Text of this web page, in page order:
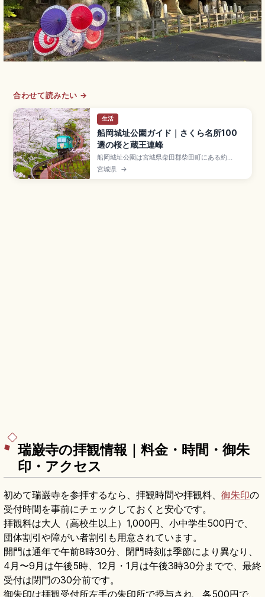
合わせて読みたい →
生活
船岡城址公園ガイド｜さくら名所100
選の桜と蔵王連峰
船岡城址公園は宮城県柴田郡柴田町にある約
1,300本以上の桜が咲き誇る城址公園で、白石川
堤一目千本桜とともに「日本さくら名所100選」
宮城県 →
瑞巌寺の拝観情報｜料金・時間・御朱
印・アクセス
初めて瑞巌寺を参拝するなら、拝観時間や拝観料、 御朱印の
受付時間を事前にチェックしておくと安心です。
拝観料は大人（高校生以上）1,000円、小中学生500円で、
団体割引や障がい者割引も用意されています。
開門は通年で午前8時30分、閉門時刻は季節により異なり、
4月〜9月は午後5時、12月・1月は午後3時30分までで、最終
受付は閉門の30分前です。
御朱印は拝観受付所左手の朱印所で授与され、各500円で、